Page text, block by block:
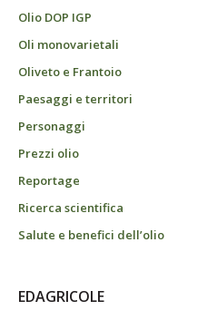
Olio DOP IGP
Oli monovarietali
Oliveto e Frantoio
Paesaggi e territori
Personaggi
Prezzi olio
Reportage
Ricerca scientifica
Salute e benefici dell’olio
EDAGRICOLE